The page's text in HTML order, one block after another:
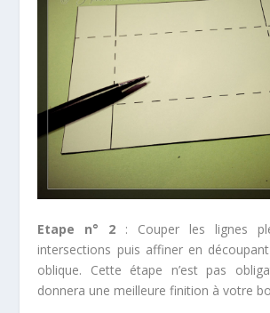
Etape n° 2 : Couper les lignes
intersections puis affiner en
oblique. Cette étape n’est pas
donnera une meilleure finition à votre